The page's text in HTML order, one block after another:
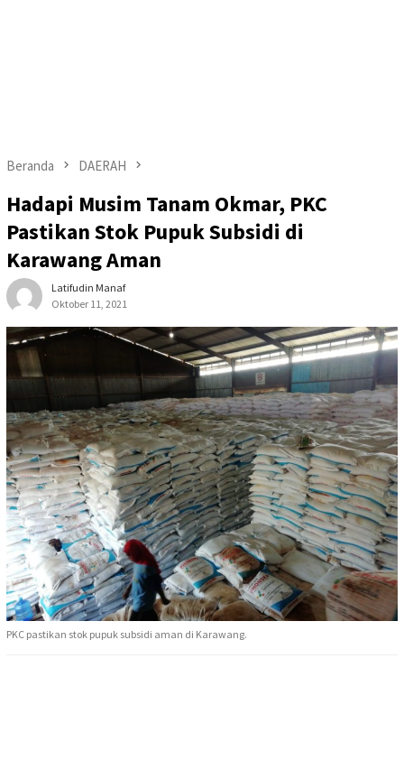
Beranda DAERAH
Hadapi Musim Tanam Okmar, PKC
Pastikan Stok Pupuk Subsidi di
Karawang Aman
Latifudin Manaf
Oktober 11, 2021
PKC pastikan stok pupuk subsidi aman di Karawang.